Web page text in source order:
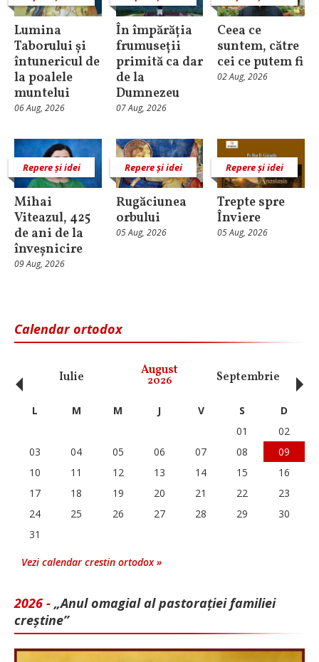
Lumina
Taborului și
întunericul de
la poalele
muntelui
06 Aug, 2026
În împărăția
frumuseții
primită ca dar
de la
Dumnezeu
07 Aug, 2026
Ceea ce
suntem, către
cei ce putem fi
02 Aug, 2026
Repere și idei
Mihai
Viteazul, 425
de ani de la
înveșnicire
09 Aug, 2026
Repere și idei
Rugăciunea
orbului
05 Aug, 2026
Repere și idei
Trepte spre
Înviere
05 Aug, 2026
Calendar ortodox
Iulie August
2026 Septembrie
‹ L M M J V S
D
01
02
03
04 05 06 07 08
09
10
11 12 13 14 15
16
17
18 19 20 21 22
23
24
25 26 27 28 29
30
31
Vezi calendar crestin ortodox »
2026 - „Anul omagial al pastorației familiei
creștine”